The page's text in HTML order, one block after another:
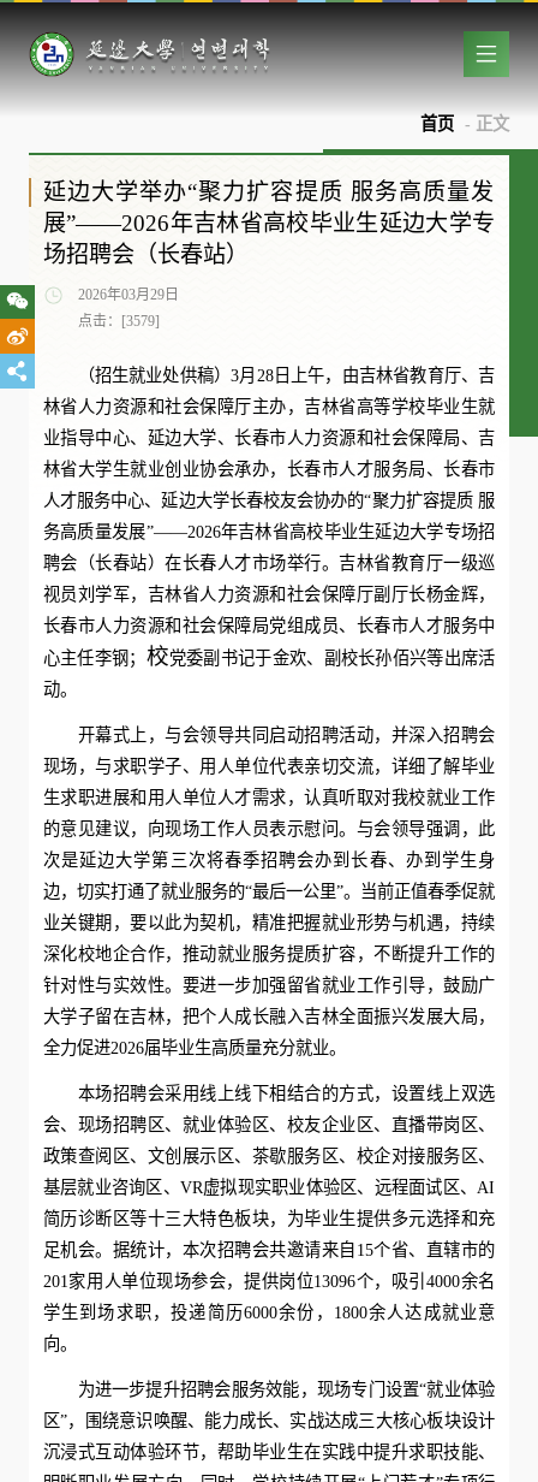
首页 - 正文
延边大学举办“聚力扩容提质 服务高质量发
展”——2026年吉林省高校毕业生延边大学专
场招聘会（长春站）
2026年03月29日
点击：[3579]
（招生就业处供稿）3月28日上午，由吉林省教育厅、吉
林省人力资源和社会保障厅主办，吉林省高等学校毕业生就
业指导中心、延边大学、长春市人力资源和社会保障局、吉
林省大学生就业创业协会承办，长春市人才服务局、长春市
人才服务中心、延边大学长春校友会协办的“聚力扩容提质 服
务高质量发展”——2026年吉林省高校毕业生延边大学专场招
聘会（长春站）在长春人才市场举行。吉林省教育厅一级巡
视员刘学军，吉林省人力资源和社会保障厅副厅长杨金辉，
长春市人力资源和社会保障局党组成员、长春市人才服务中
心主任李钢； 校党委副书记于金欢、副校长孙佰兴等出席活
动。
开幕式上，与会领导共同启动招聘活动，并深入招聘会
现场，与求职学子、用人单位代表亲切交流，详细了解毕业
生求职进展和用人单位人才需求，认真听取对我校就业工作
的意见建议，向现场工作人员表示慰问。与会领导强调，此
次是延边大学第三次将春季招聘会办到长春、办到学生身
边，切实打通了就业服务的“最后一公里”。当前正值春季促就
业关键期，要以此为契机，精准把握就业形势与机遇，持续
深化校地企合作，推动就业服务提质扩容，不断提升工作的
针对性与实效性。要进一步加强留省就业工作引导，鼓励广
大学子留在吉林，把个人成长融入吉林全面振兴发展大局，
全力促进2026届毕业生高质量充分就业。
本场招聘会采用线上线下相结合的方式，设置线上双选
会、现场招聘区、就业体验区、校友企业区、直播带岗区、
政策查阅区、文创展示区、茶歇服务区、校企对接服务区、
基层就业咨询区、VR虚拟现实职业体验区、远程面试区、AI
简历诊断区等十三大特色板块，为毕业生提供多元选择和充
足机会。据统计，本次招聘会共邀请来自15个省、直辖市的
201家用人单位现场参会，提供岗位13096个，吸引4000余名
学生到场求职，投递简历6000余份，1800余人达成就业意
向。
为进一步提升招聘会服务效能，现场专门设置“就业体验
区”，围绕意识唤醒、能力成长、实战达成三大核心板块设计
沉浸式互动体验环节，帮助毕业生在实践中提升求职技能、